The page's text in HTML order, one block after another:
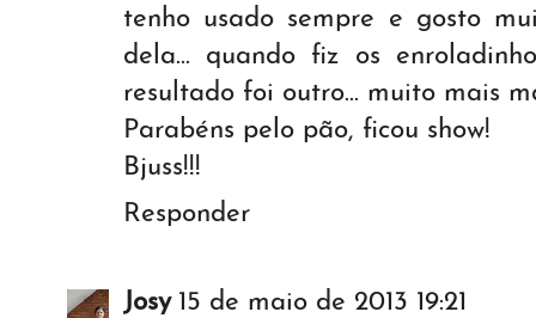
tenho usado sempre e gosto
dela... quando fiz os
resultado foi outro... muito mais
Parabéns pelo pão, ficou show!
Bjuss!!!
Responder
Josy 15 de maio de 2013 19:21